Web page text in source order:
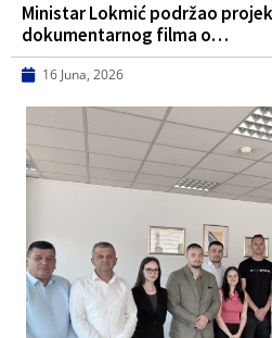
Ministar Lokmić podržao
dokumentarnog filma o…
16 Juna, 2026